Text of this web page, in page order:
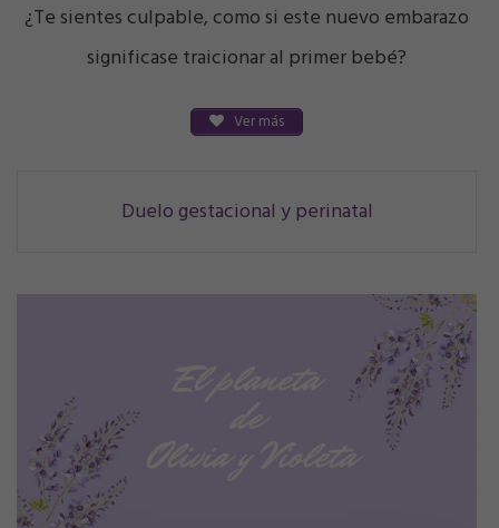
¿Te sientes culpable, como si este nuevo embarazo
significase traicionar al primer bebé?
Ver más
NavegaciónDuelo gestacional y perinatal